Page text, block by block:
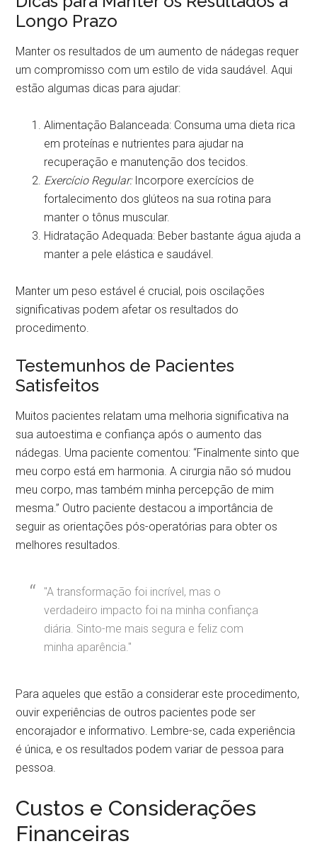
Longo Prazo
Manter os resultados de um aumento de nádegas requer
um compromisso com um estilo de vida saudável. Aqui
estão algumas dicas para ajudar:
Alimentação Balanceada: Consuma uma dieta rica
em proteínas e nutrientes para ajudar na
recuperação e manutenção dos tecidos.
Exercício Regular:Incorpore exercícios de
fortalecimento dos glúteos na sua rotina para
manter o tônus muscular.
Hidratação Adequada: Beber bastante água ajuda a
manter a pele elástica e saudável.
Manter um peso estável é crucial, pois oscilações
significativas podem afetar os resultados do
procedimento.
Testemunhos de Pacientes
Satisfeitos
Muitos pacientes relatam uma melhoria significativa na
sua autoestima e confiança após o aumento das
nádegas. Uma paciente comentou: “Finalmente sinto que
meu corpo está em harmonia. A cirurgia não só mudou
meu corpo, mas também minha percepção de mim
mesma.” Outro paciente destacou a importância de
seguir as orientações pós-operatórias para obter os
melhores resultados.
"A transformação foi incrível, mas o
verdadeiro impacto foi na minha confiança
diária. Sinto-me mais segura e feliz com
minha aparência."
Para aqueles que estão a considerar este procedimento,
ouvir experiências de outros pacientes pode ser
encorajador e informativo. Lembre-se, cada experiência
é única, e os resultados podem variar de pessoa para
pessoa.
Custos e Considerações
Financeiras